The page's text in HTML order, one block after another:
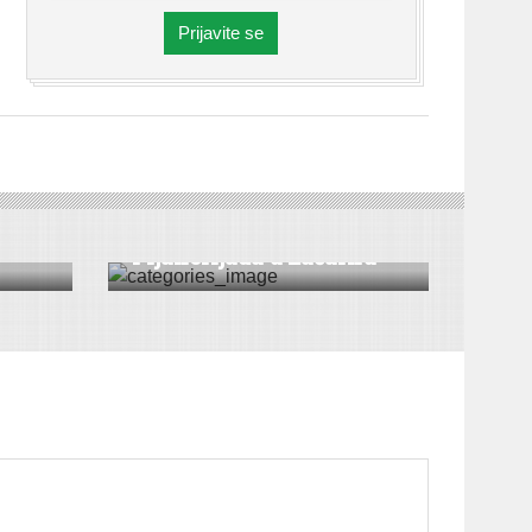
Prijavite se
DRUŠTVO|HRONIKA|VESTI
Fijakerijada u Laćarku